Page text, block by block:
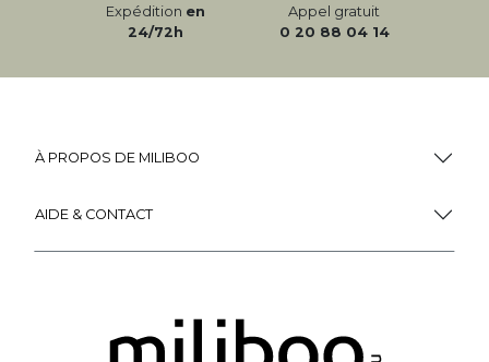
Expédition en
24/72h
Appel gratuit
0 20 88 04 14
À PROPOS DE MILIBOO
AIDE & CONTACT